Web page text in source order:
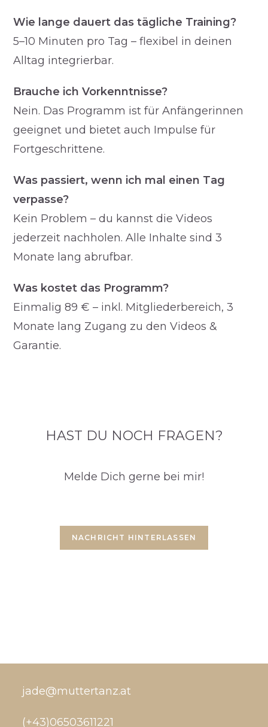
Wie lange dauert das tägliche Training?
5–10 Minuten pro Tag – flexibel in deinen
Alltag integrierbar.
Brauche ich Vorkenntnisse?
Nein. Das Programm ist für Anfängerinnen
geeignet und bietet auch Impulse für
Fortgeschrittene.
Was passiert, wenn ich mal einen Tag
verpasse?
Kein Problem – du kannst die Videos
jederzeit nachholen. Alle Inhalte sind 3
Monate lang abrufbar.
Was kostet das Programm?
Einmalig 89 € – inkl. Mitgliederbereich, 3
Monate lang Zugang zu den Videos &
Garantie.
HAST DU NOCH FRAGEN?
Melde Dich gerne bei mir!
NACHRICHT HINTERLASSEN
jade@muttertanz.at
(+43)06503611221